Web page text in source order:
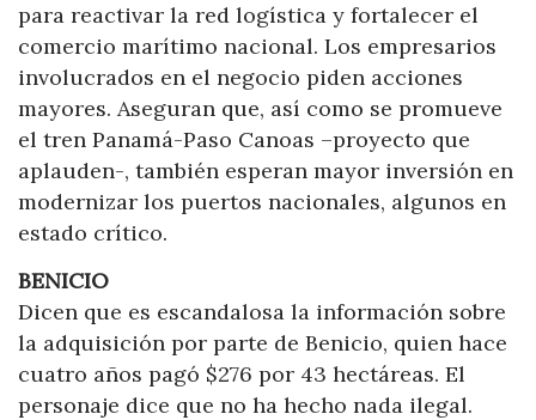
para reactivar la red logística y fortalecer el
comercio marítimo nacional. Los empresarios
involucrados en el negocio piden acciones
mayores. Aseguran que, así como se promueve
el tren Panamá-Paso Canoas –proyecto que
aplauden-, también esperan mayor inversión en
modernizar los puertos nacionales, algunos en
estado crítico.
BENICIO
Dicen que es escandalosa la información sobre
la adquisición por parte de Benicio, quien hace
cuatro años pagó $276 por 43 hectáreas. El
personaje dice que no ha hecho nada ilegal.